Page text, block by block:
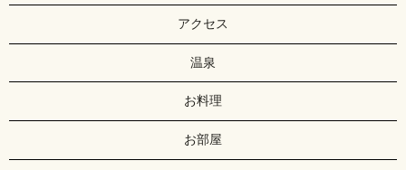
アクセス
温泉
お料理
お部屋